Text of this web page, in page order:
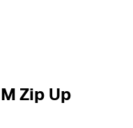
Zip Up